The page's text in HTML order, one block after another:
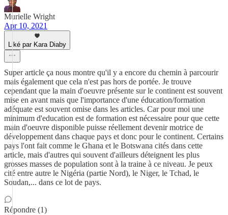
Murielle Wright
Apr 10, 2021
Liké par Kara Diaby
Super article ça nous montre qu'il y a encore du chemin à parcourir
mais également que cela n'est pas hors de portée. Je trouve
cependant que la main d'oeuvre présente sur le continent est souvent
mise en avant mais que l'importance d'une éducation/formation
adéquate est souvent omise dans les articles. Car pour moi une
minimum d'education est de formation est nécessaire pour que cette
main d'oeuvre disponible puisse réellement devenir motrice de
développement dans chaque pays et donc pour le continent. Certains
pays l'ont fait comme le Ghana et le Botswana cités dans cette
article, mais d'autres qui souvent d'ailleurs déteignent les plus
grosses masses de population sont à la traine à ce niveau. Je peux
cité entre autre le Nigéria (partie Nord), le Niger, le Tchad, le
Soudan,... dans ce lot de pays.
Répondre (1)